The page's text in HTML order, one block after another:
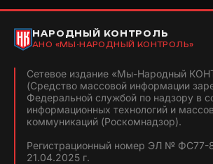
НАРОДНЫЙ КОНТРОЛЬ
АНО «МЫ-НАРОДНЫЙ КОНТРОЛЬ»
Сетевое издание «Мы-Народный
(Средство массовой информации
Федеральной службой по надзору в
информационных технологий и
коммуникаций (Роскомнадзор).
Регистрационный номер ЭЛ № ФС77-
21.04.2025 г.